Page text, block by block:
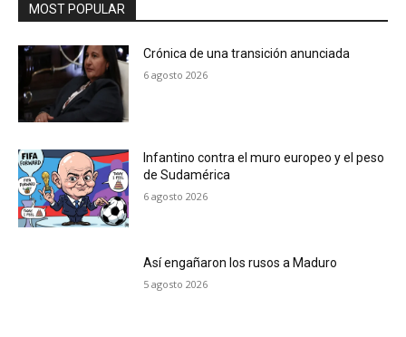
MOST POPULAR
Crónica de una transición anunciada
6 agosto 2026
Infantino contra el muro europeo y el peso
de Sudamérica
6 agosto 2026
Así engañaron los rusos a Maduro
5 agosto 2026